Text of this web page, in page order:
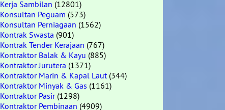
Kerja Sambilan (12801)
Konsultan Peguam (573)
Konsultan Perniagaan (1562)
Kontrak Swasta (901)
Kontrak Tender Kerajaan (767)
Kontraktor Balak & Kayu (885)
Kontraktor Jurutera (1371)
Kontraktor Marin & Kapal Laut(344)
Kontraktor Minyak & Gas (1161)
Kontraktor Pasir(1298)
Kontraktor Pembinaan (4909)